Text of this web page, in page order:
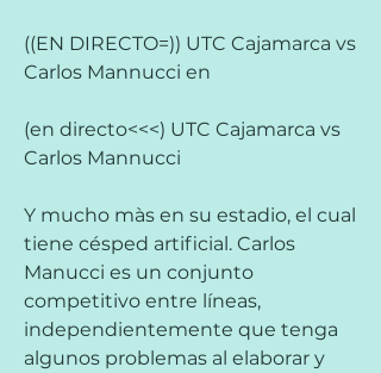
((EN DIRECTO=)) UTC Cajamarca vs
Carlos Mannucci en
(en directo<<<) UTC Cajamarca vs
Carlos Mannucci
Y mucho màs en su estadio, el cual
tiene césped artificial. Carlos
Manucci es un conjunto
competitivo entre líneas,
independientemente que tenga
algunos problemas al elaborar y